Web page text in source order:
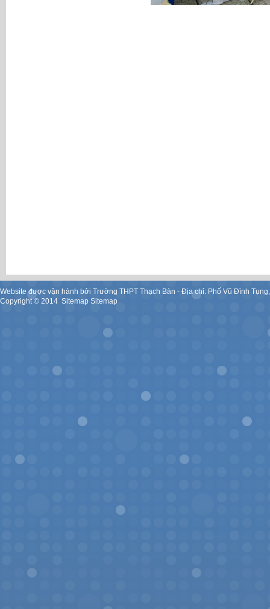
Website được vận hành bởi Trường THPT Thạch Bàn - Địa chỉ: Phố Vũ Đình
Copyright © 2014. Sitemap Sitemap